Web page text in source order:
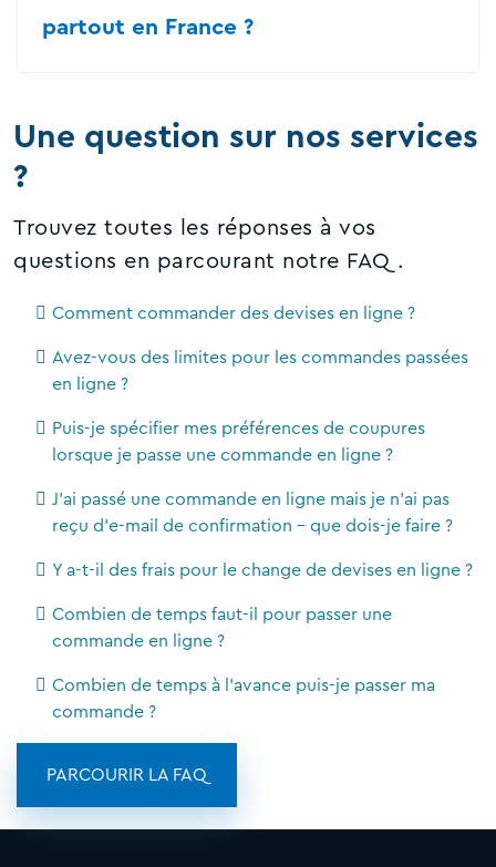
partout en France ?
Une question sur nos services
?
Trouvez toutes les réponses à vos
questions en parcourant notre FAQ.
Comment commander des devises en ligne ?
Avez-vous des limites pour les commandes passées
en ligne ?
Puis-je spécifier mes préférences de coupures
lorsque je passe une commande en ligne ?
J'ai passé une commande en ligne mais je n'ai pas
reçu d'e-mail de confirmation - que dois-je faire ?
Y a-t-il des frais pour le change de devises en ligne ?
Combien de temps faut-il pour passer une
commande en ligne ?
Combien de temps à l'avance puis-je passer ma
commande ?
PARCOURIR LA FAQ